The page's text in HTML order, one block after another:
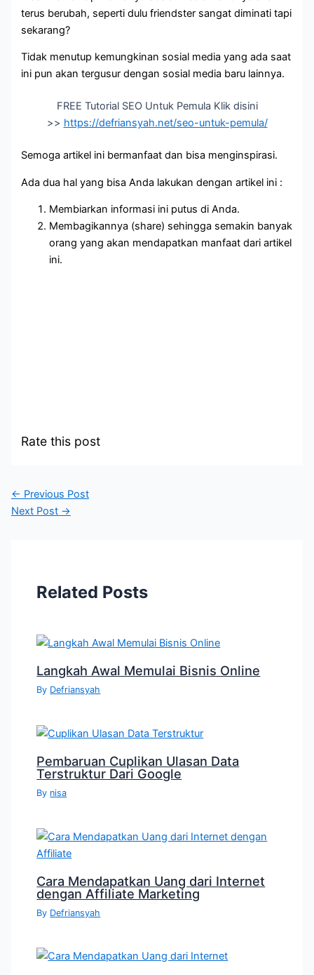
terus berubah, seperti dulu friendster sangat diminati tapi
sekarang?
Tidak menutup kemungkinan sosial media yang ada saat
ini pun akan tergusur dengan sosial media baru lainnya.
FREE Tutorial SEO Untuk Pemula Klik disini
>> https://defriansyah.net/seo-untuk-pemula/
Semoga artikel ini bermanfaat dan bisa menginspirasi.
Ada dua hal yang bisa Anda lakukan dengan artikel ini :
Membiarkan informasi ini putus di Anda.
Membagikannya (share) sehingga semakin banyak
orang yang akan mendapatkan manfaat dari artikel
ini.
Rate this post
← Previous Post
Next Post →
Related Posts
Langkah Awal Memulai Bisnis Online
By Defriansyah
Pembaruan Cuplikan Ulasan Data
Terstruktur Dari Google
By nisa
Cara Mendapatkan Uang dari Internet
dengan Affiliate Marketing
By Defriansyah